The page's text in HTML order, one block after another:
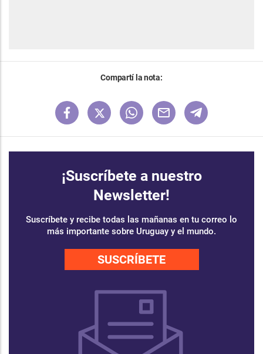
Compartí la nota:
¡Suscríbete a nuestro
Newsletter!
Suscríbete y recibe todas las mañanas en tu correo lo
más importante sobre Uruguay y el mundo.
SUSCRÍBETE